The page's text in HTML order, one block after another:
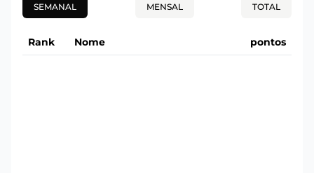
SEMANAL MENSAL TOTAL
Rank Nome pontos